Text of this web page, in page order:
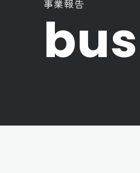
事業報告